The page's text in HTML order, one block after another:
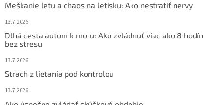
Meškanie letu a chaos na letisku: Ako nestratiť nervy
13.7.2026
Dlhá cesta autom k moru: Ako zvládnuť viac ako 8 hodín
bez stresu
13.7.2026
Strach z lietania pod kontrolou
13.7.2026